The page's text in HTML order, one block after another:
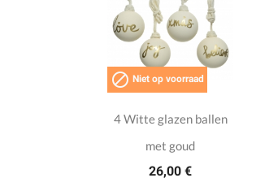
 Niet op voorraad
4 Witte glazen ballen
met goud
26,00 €